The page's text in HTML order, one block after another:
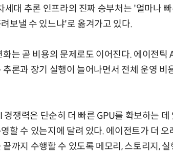
세대 추론 인프라의 진짜 승부처는 '얼마나
보낼 수 있느냐'로 옮겨가고 있다.
는 곧 비용의 문제로도 이어진다. 에이전틱
추론과 장기 실행이 늘어나면서 전체 운영
경쟁력은 단순히 더 빠른 GPU를 확보하는
할 수 있는지에 달려 있다. 에이전트가 더
까지 수행할 수 있도록 메모리, 스토리지,